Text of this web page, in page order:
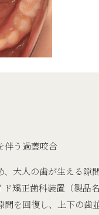
伴う過蓋咬合
大人の歯が生える隙
矯正歯科装置（製品
を回復し、上下の歯